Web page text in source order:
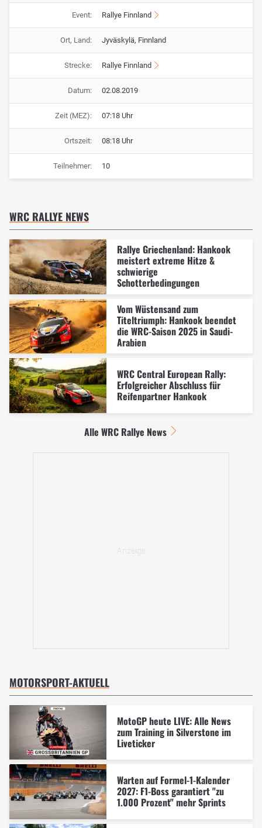
Event: Rallye Finnland
Ort, Land: Jyväskylä, Finnland
Strecke: Rallye Finnland
Datum: 02.08.2019
Zeit (MEZ): 07:18 Uhr
Ortszeit: 08:18 Uhr
Teilnehmer: 10
WRC RALLYE NEWS
Rallye Griechenland: Hankook
meistert extreme Hitze &
schwierige
Schotterbedingungen
Vom Wüstensand zum
Titeltriumph: Hankook beendet
die WRC-Saison 2025 in Saudi-
Arabien
WRC Central European Rally:
Erfolgreicher Abschluss für
Reifenpartner Hankook
Alle WRC Rallye News
MOTORSPORT-AKTUELL
MotoGP heute LIVE: Alle News
zum Training in Silverstone im
Liveticker
Warten auf Formel-1-Kalender
2027: F1-Boss garantiert "zu
1.000 Prozent" mehr Sprints